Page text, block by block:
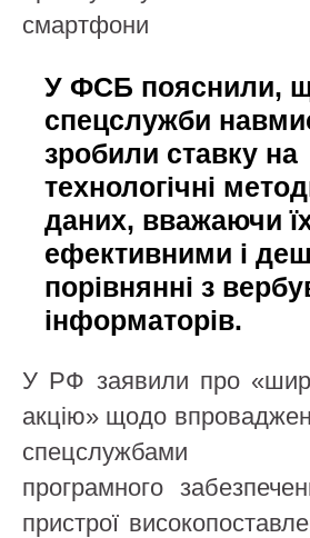
смартфони
У ФСБ пояснили,
спецслужби
зробили ставку на
технологічні
даних, вважаючи
ефективними і
порівнянні з
інформаторів.
У РФ заявили про
акцію» щодо
спецслужбами
програмного
пристрої